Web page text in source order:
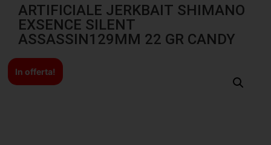
ARTIFICIALE JERKBAIT SHIMANO
EXSENCE SILENT
ASSASSIN129MM 22 GR CANDY
In offerta!